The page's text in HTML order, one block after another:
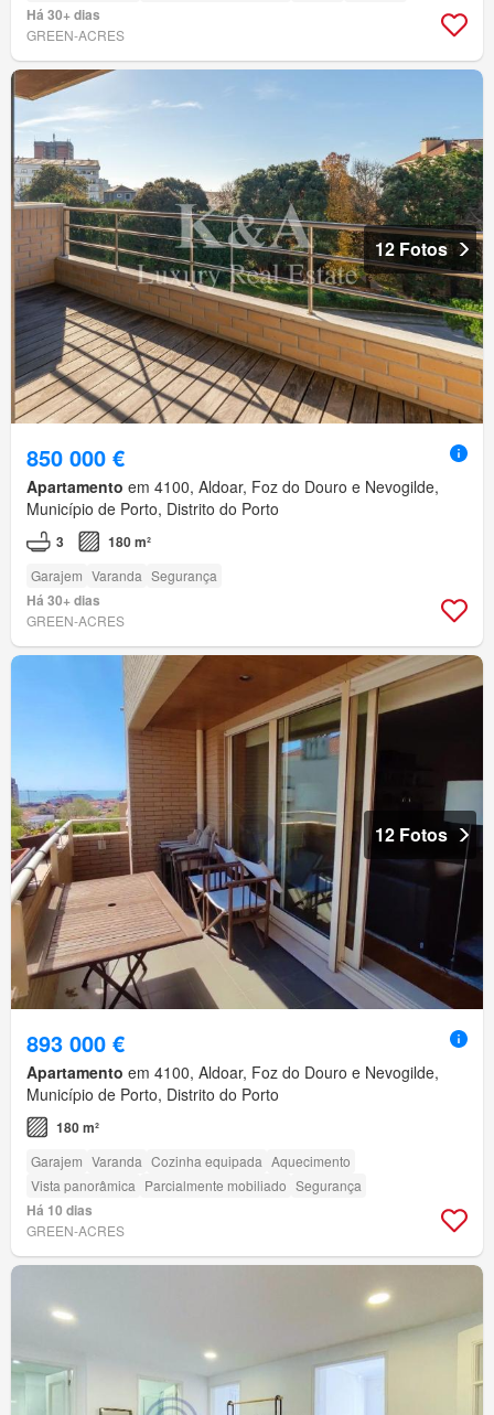
Há 30+ dias
GREEN-ACRES
12 Fotos
850 000 €
Apartamento em 4100, Aldoar, Foz do Douro e Nevogilde,
Município de Porto, Distrito do Porto
3 180 m²
Garajem Varanda Segurança
Há 30+ dias
GREEN-ACRES
12 Fotos
893 000 €
Apartamento em 4100, Aldoar, Foz do Douro e Nevogilde,
Município de Porto, Distrito do Porto
180 m²
Garajem Varanda Cozinha equipada Aquecimento
Vista panorâmica Parcialmente mobiliado Segurança
Há 10 dias
GREEN-ACRES